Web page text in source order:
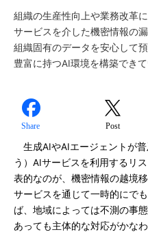
組織の生産性向上や業務改革
サービスを介した機密情報の
組織固有のデータを安心して
豊富に持つAI環境を構築できて
Share Post
生成AIやAIエージェントが
う）AIサービスを利用するリ
表的なのが、機密情報の越境
サービスを通じて一時的にで
ば、地域によっては不測の事
あっても主体的な対応がかな